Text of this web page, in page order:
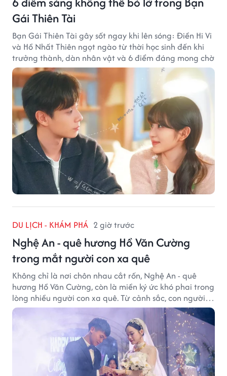
Gái Thiên Tài
Bạn Gái Thiên Tài gây sốt ngay khi lên sóng: Điền Hi Vi
và Hồ Nhất Thiên ngọt ngào từ thời học sinh đến khi
trưởng thành, dàn nhân vật và 6 điểm đáng mong chờ
DU LỊCH - KHÁM PHÁ 2 giờ trước
Nghệ An - quê hương Hồ Văn Cường
trong mắt người con xa quê
Không chỉ là nơi chôn nhau cắt rốn, Nghệ An - quê
hương Hồ Văn Cường, còn là miền ký ức khó phai trong
lòng nhiều người con xa quê. Từ cảnh sắc, con người
đến hương vị quê nhà, tất cả đều trở thành những
điều khiến họ luôn mong ngày trở về.